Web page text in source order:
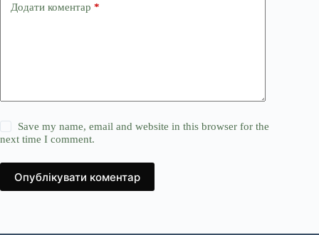
Додати коментар *
Save my name, email and website in this browser for the
next time I comment.
Опублікувати коментар